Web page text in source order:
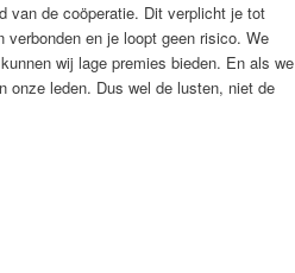
van de coöperatie. Dit verplicht je tot
en je loopt geen risico. We
wij lage premies bieden. En als we
onze leden. Dus wel de lusten, niet de